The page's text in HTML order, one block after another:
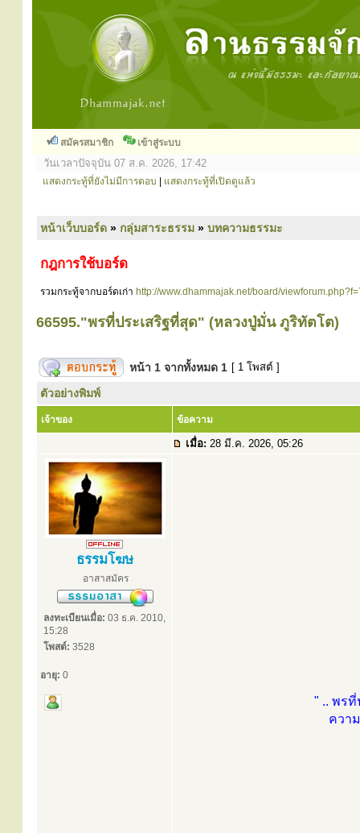
สมัครสมาชิก เข้าสู่ระบบ
วันเวลาปัจจุบัน 07 ส.ค. 2026, 17:42
แสดงกระทู้ที่ยังไม่มีการตอบ แสดงกระทู้ที่เปิดดูแล้ว
หน้าเว็บบอร์ด » กลุ่มสาระธรรม » บทความธรรมะ
กฎการใช้บอร์ด
รวมกระทู้จากบอร์ดเก่า http://www.dhammajak.net/board/
66595."พรที่ประเสริฐที่สุด" (หลวงปู่มั่น ภูริทัตโต)
หน้า 1 จากทั้งหมด 1 [ 1 โพสต์ ]
ตัวอย่างพิมพ์
เจ้าของ ข้อความ
เมื่อ: 28 มี.ค. 2026, 05:26
ธรรมโฆษ
อาสาสมัคร
ลงทะเบียนเมื่อ: 03 ธ.ค. 2010,
15:28
โพสต์: 3528
อายุ: 0
" .. พร
ควา